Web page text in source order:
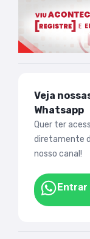
Veja
Whatsapp
Quer ter
diretamente
nosso canal!
Entrar